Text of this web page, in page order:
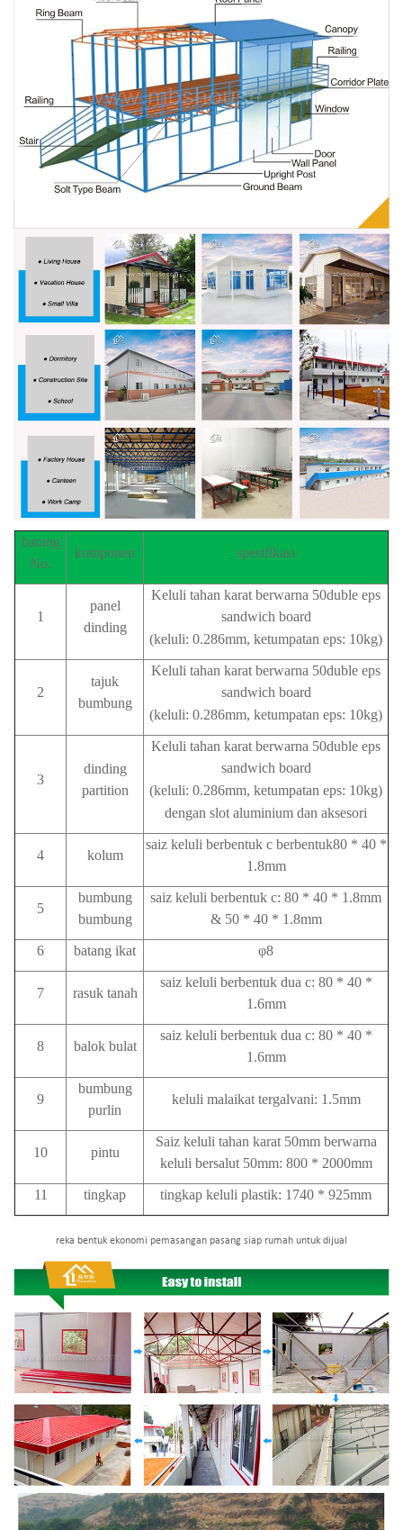
barang
No.
komponen spesifikasi
1
panel
dinding
Keluli tahan karat berwarna 50duble eps
sandwich board
(keluli: 0.286mm, ketumpatan eps: 10kg)
2
tajuk
bumbung
Keluli tahan karat berwarna 50duble eps
sandwich board
(keluli: 0.286mm, ketumpatan eps: 10kg)
3
dinding
partition
Keluli tahan karat berwarna 50duble eps
sandwich board
(keluli: 0.286mm, ketumpatan eps: 10kg)
dengan slot aluminium dan aksesori
4 kolum
saiz keluli berbentuk c berbentuk80 * 40 *
1.8mm
5
bumbung
bumbung
saiz keluli berbentuk c: 80 * 40 * 1.8mm
& 50 * 40 * 1.8mm
6 batang ikat φ8
7 rasuk tanah
saiz keluli berbentuk dua c: 80 * 40 *
1.6mm
8 balok bulat
saiz keluli berbentuk dua c: 80 * 40 *
1.6mm
9
bumbung
purlin
keluli malaikat tergalvani: 1.5mm
10 pintu
Saiz keluli tahan karat 50mm berwarna
keluli bersalut 50mm: 800 * 2000mm
11 tingkap tingkap keluli plastik: 1740 * 925mm
reka bentuk ekonomi pemasangan pasang siap rumah untuk dijual